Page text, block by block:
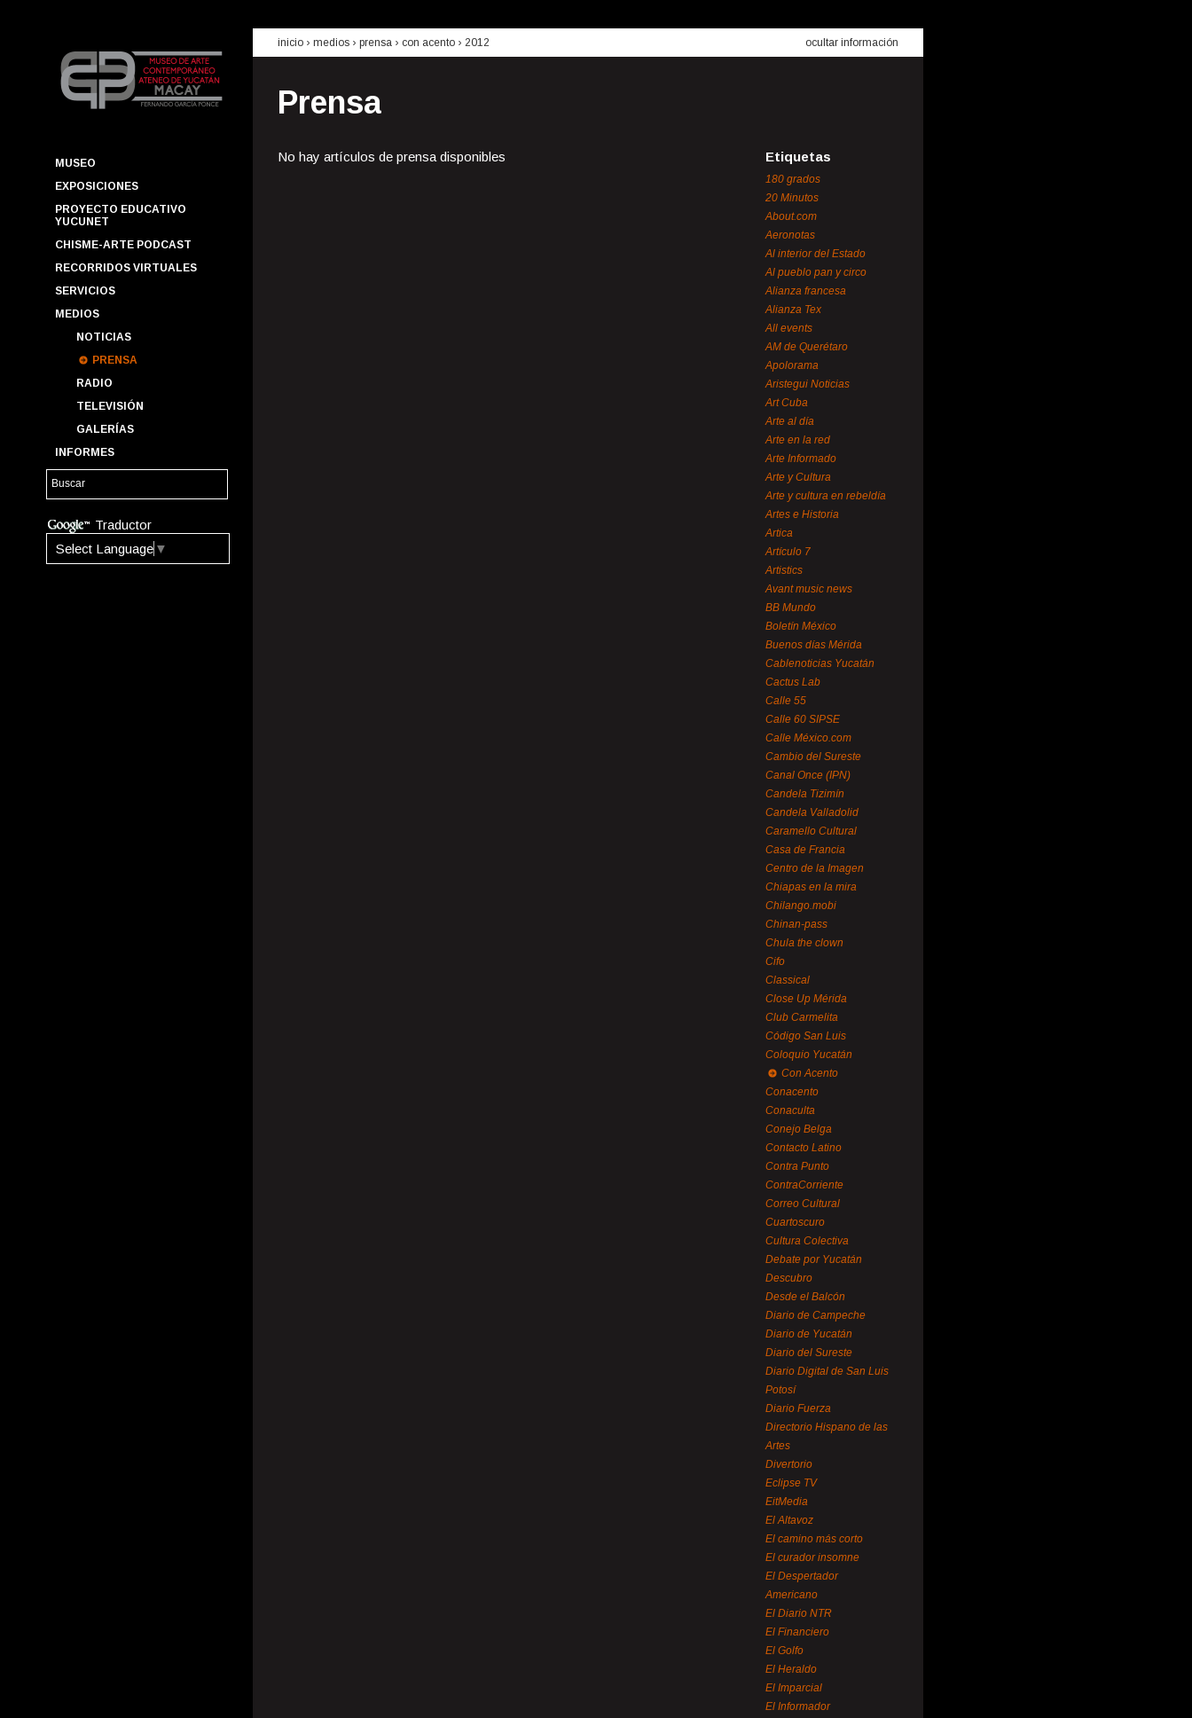
MUSEO
EXPOSICIONES
PROYECTO EDUCATIVO
YUCUNET
CHISME-ARTE PODCAST
RECORRIDOS VIRTUALES
SERVICIOS
MEDIOS
NOTICIAS
PRENSA
RADIO
TELEVISIÓN
GALERÍAS
INFORMES
Traductor
Select Language ▼
inicio › medios › prensa › con acento › 2012 ocultar información
Prensa
No hay artículos de prensa disponibles Etiquetas
180 grados
20 Minutos
About.com
Aeronotas
Al interior del Estado
Al pueblo pan y circo
Alianza francesa
Alianza Tex
All events
AM de Querétaro
Apolorama
Aristegui Noticias
Art Cuba
Arte al día
Arte en la red
Arte Informado
Arte y Cultura
Arte y cultura en rebeldía
Artes e Historia
Artica
Artículo 7
Artistics
Avant music news
BB Mundo
Boletín México
Buenos días Mérida
Cablenoticias Yucatán
Cactus Lab
Calle 55
Calle 60 SIPSE
Calle México.com
Cambio del Sureste
Canal Once (IPN)
Candela Tizimín
Candela Valladolid
Caramello Cultural
Casa de Francia
Centro de la Imagen
Chiapas en la mira
Chilango.mobi
Chinan-pass
Chula the clown
Cifo
Classical
Close Up Mérida
Club Carmelita
Código San Luis
Coloquio Yucatán
Con Acento
Conacento
Conaculta
Conejo Belga
Contacto Latino
Contra Punto
ContraCorriente
Correo Cultural
Cuartoscuro
Cultura Colectiva
Debate por Yucatán
Descubro
Desde el Balcón
Diario de Campeche
Diario de Yucatán
Diario del Sureste
Diario Digital de San Luis
Potosí
Diario Fuerza
Directorio Hispano de las
Artes
Divertorio
Eclipse TV
EitMedia
El Altavoz
El camino más corto
El curador insomne
El Despertador
Americano
El Diario NTR
El Financiero
El Golfo
El Heraldo
El Imparcial
El Informador